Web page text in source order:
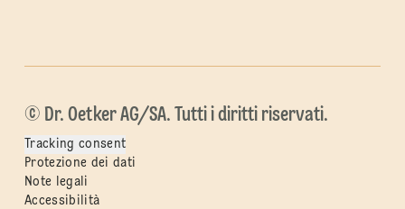
© Dr. Oetker AG/SA. Tutti i diritti riservati.
Tracking consent
Protezione dei dati
Note legali
Accessibilità